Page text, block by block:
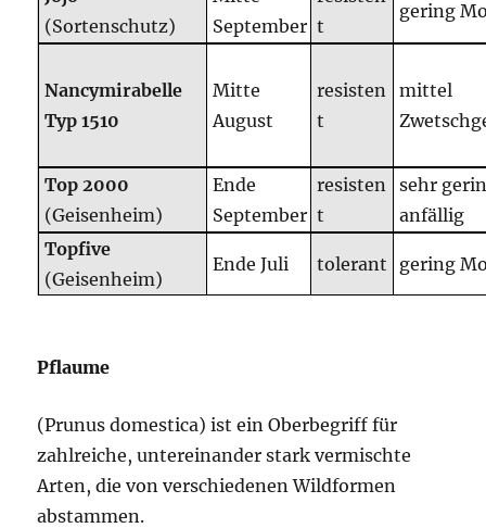
(Sortenschutz)
September t
gering
Nancymirabelle
Typ 1510
Mitte
August
resisten
t
mittel
Top 2000
(Geisenheim)
Ende
September
resisten
t
sehr
anfällig
Topfive
(Geisenheim)
Ende Juli tolerant gering
Pflaume
(Prunus domestica) ist ein Oberbegriff für
zahlreiche, untereinander stark vermischte
Arten, die von verschiedenen Wildformen
abstammen.